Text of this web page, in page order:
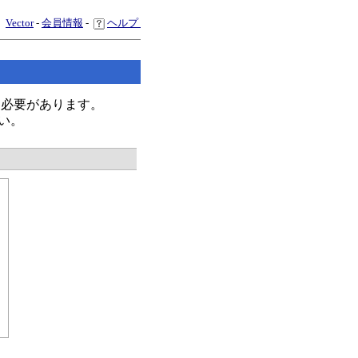
Vector- 会員情報 - ヘルプ
要があります。
。